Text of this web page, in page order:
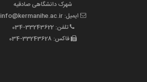
شهرک دانشگاهی صادقیه
ایمیل: info@kermanihe.ac.ir
تلفن: 33243622-034
فاکس: 33243628-034